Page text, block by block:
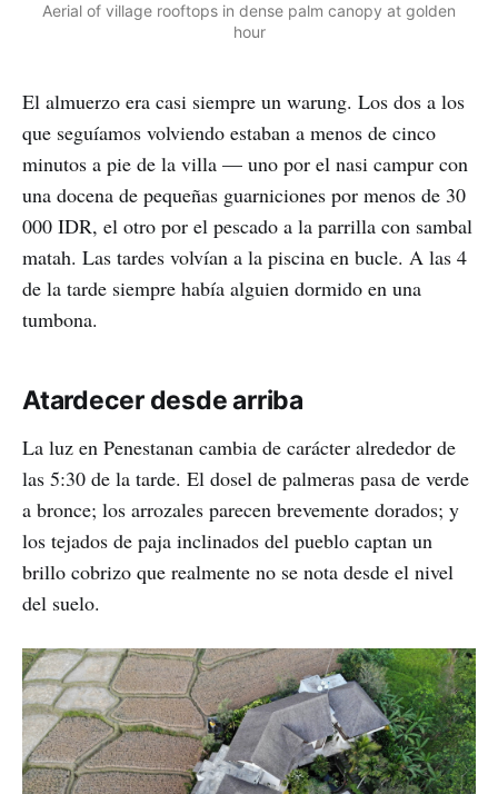
Aerial of village rooftops in dense palm canopy at golden
hour
El almuerzo era casi siempre un warung. Los dos a los
que seguíamos volviendo estaban a menos de cinco
minutos a pie de la villa — uno por el nasi campur con
una docena de pequeñas guarniciones por menos de 30
000 IDR, el otro por el pescado a la parrilla con sambal
matah. Las tardes volvían a la piscina en bucle. A las 4
de la tarde siempre había alguien dormido en una
tumbona.
Atardecer desde arriba
La luz en Penestanan cambia de carácter alrededor de
las 5:30 de la tarde. El dosel de palmeras pasa de verde
a bronce; los arrozales parecen brevemente dorados; y
los tejados de paja inclinados del pueblo captan un
brillo cobrizo que realmente no se nota desde el nivel
del suelo.